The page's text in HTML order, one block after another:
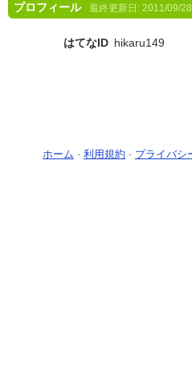
プロフィール 最終更新日: 2011/09/28
はてなID hikaru149
ホーム - 利用規約 - プライバシ